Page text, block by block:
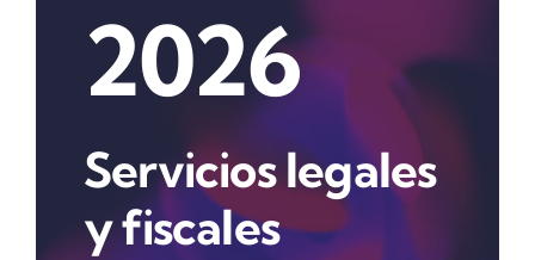
2026
Servicios legales
y fiscales